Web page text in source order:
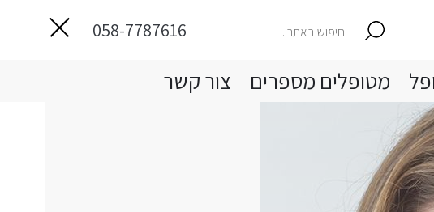
058-7787616
מטופלים מספרים צור קשר